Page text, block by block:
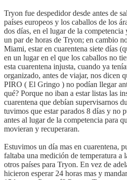
Tryon fue despedidor desde antes de
países europeos y los caballos de los
dos días, en el lugar de la
un par de horas de Tryon; en cambio
Miami, estar en cuarentena siete días
en un lugar en el que los caballos no
esta cuarentena injusta, cuando ya
organizado, antes de viajar, nos dicen
PIRO ( El Gringo ) no podían llegar
qué? Porque no iban a estar listas las
cuarentena que debían supervisarnos
tuvimos que estar parados 8 días y no
antes al lugar de la competencia para
movieran y recuperaran.
Estuvimos un día mas en cuarentena,
faltaba una medición de temperatura a
otros países para Tryon. En vez de
hicieron esperar 24 horas mas y